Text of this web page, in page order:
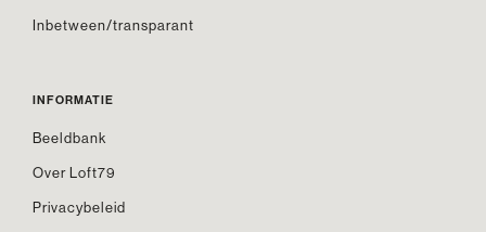
Inbetween/transparant
INFORMATIE
Beeldbank
Over Loft79
Privacybeleid